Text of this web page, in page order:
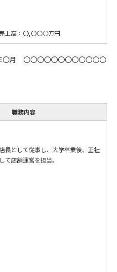
上高：〇,〇〇〇万円
月 〇〇〇〇〇〇〇〇〇〇〇〇
職務内容
長として従事し、大学卒業後、正社
て店舗運営を担当。